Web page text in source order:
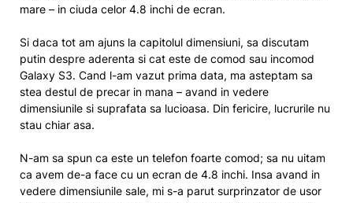
mare – in ciuda celor 4.8 inchi de ecran.
Si daca tot am ajuns la capitolul dimensiuni, sa discutam
putin despre aderenta si cat este de comod sau incomod
Galaxy S3. Cand l-am vazut prima data, ma asteptam sa
stea destul de precar in mana – avand in vedere
dimensiunile si suprafata sa lucioasa. Din fericire, lucrurile nu
stau chiar asa.
N-am sa spun ca este un telefon foarte comod; sa nu uitam
ca avem de-a face cu un ecran de 4.8 inchi. Insa avand in
vedere dimensiunile sale, mi s-a parut surprinzator de usor